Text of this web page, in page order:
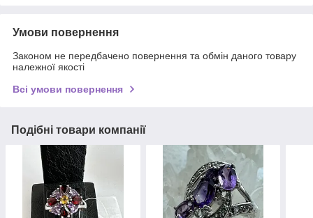
Умови повернення
Законом не передбачено повернення та обмін даного товару
належної якості
Всі умови повернення
Подібні товари компанії